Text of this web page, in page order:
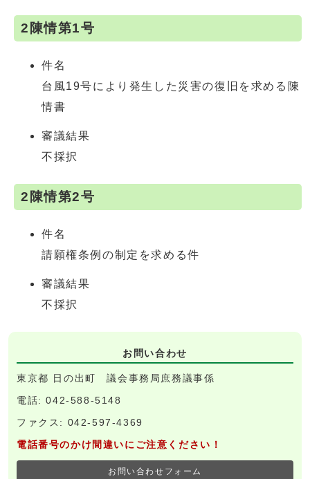
2陳情第1号
件名
台風19号により発生した災害の復旧を求める陳
情書
審議結果
不採択
2陳情第2号
件名
請願権条例の制定を求める件
審議結果
不採択
お問い合わせ
東京都 日の出町 議会事務局庶務議事係
電話: 042-588-5148
ファクス: 042-597-4369
電話番号のかけ間違いにご注意ください！
お問い合わせフォーム